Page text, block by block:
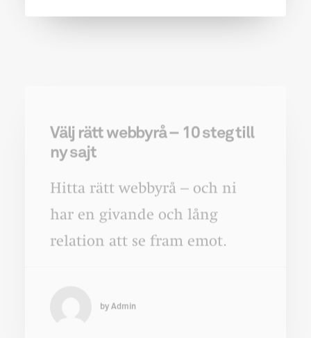
Hitta rätt webbyrå – och ni
relation att se fram emot.